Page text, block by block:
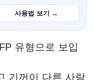
사용법 보기 →
유형으로 보입
기꺼이 다른 사람